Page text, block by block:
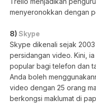
menyeronokkan dengan
8) Skype
Skype dikenali sejak
persidangan video. Kini,
popular bagi telefon dan
Anda boleh
video dengan 25 orang
berkongsi maklumat di